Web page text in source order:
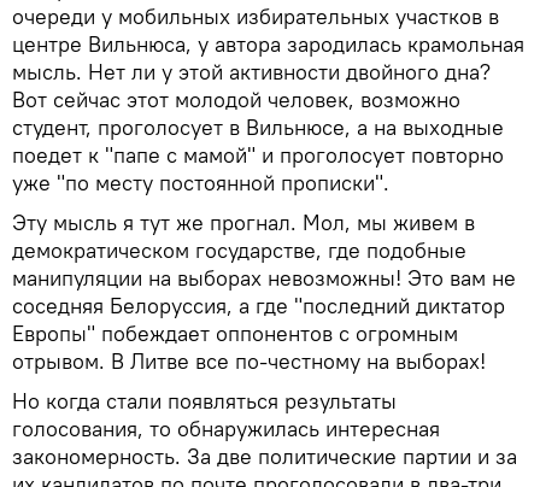
очереди у мобильных избирательных участков в
центре Вильнюса, у автора зародилась крамольная
мысль. Нет ли у этой активности двойного дна?
Вот сейчас этот молодой человек, возможно
студент, проголосует в Вильнюсе, а на выходные
поедет к "папе с мамой" и проголосует повторно
уже "по месту постоянной прописки".
Эту мысль я тут же прогнал. Мол, мы живем в
демократическом государстве, где подобные
манипуляции на выборах невозможны! Это вам не
соседняя Белоруссия, а где "последний диктатор
Европы" побеждает оппонентов с огромным
отрывом. В Литве все по-честному на выборах!
Но когда стали появляться результаты
голосования, то обнаружилась интересная
закономерность. За две политические партии и за